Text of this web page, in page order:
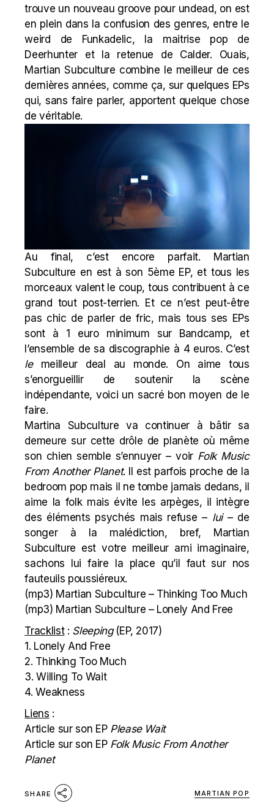
trouve un nouveau groove pour undead, on est
en plein dans la confusion des genres, entre le
weird de Funkadelic, la maitrise pop de
Deerhunter et la retenue de Calder. Ouais,
Martian Subculture combine le meilleur de ces
dernières années, comme ça, sur quelques EPs
qui, sans faire parler, apportent quelque chose
de véritable.
Au final, c’est encore parfait. Martian
Subculture en est à son 5ème EP, et tous les
morceaux valent le coup, tous contribuent à ce
grand tout post-terrien. Et ce n’est peut-être
pas chic de parler de fric, mais tous ses EPs
sont à 1 euro minimum sur Bandcamp, et
l’ensemble de sa discographie à 4 euros. C’est
le meilleur deal au monde. On aime tous
s’enorgueillir de soutenir la scène
indépendante, voici un sacré bon moyen de le
faire.
Martina Subculture va continuer à bâtir sa
demeure sur cette drôle de planète où même
son chien semble s’ennuyer – voir Folk Music
From Another Planet. Il est parfois proche de la
bedroom pop mais il ne tombe jamais dedans, il
aime la folk mais évite les arpèges, il intègre
des éléments psychés mais refuse – lui– de
songer à la malédiction, bref, Martian
Subculture est votre meilleur ami imaginaire,
sachons lui faire la place qu’il faut sur nos
fauteuils poussiéreux.
(mp3) Martian Subculture – Thinking Too Much
(mp3) Martian Subculture – Lonely And Free
Tracklist: Sleeping(EP, 2017)
1. Lonely And Free
2. Thinking Too Much
3. Willing To Wait
4. Weakness
Liens :
Article sur son EPPlease Wait
Article sur son EP Folk Music From Another
Planet
SHARE MARTIAN POP